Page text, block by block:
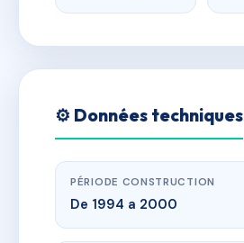
⚙️ Données techniques
PÉRIODE CONSTRUCTION
De 1994 a 2000